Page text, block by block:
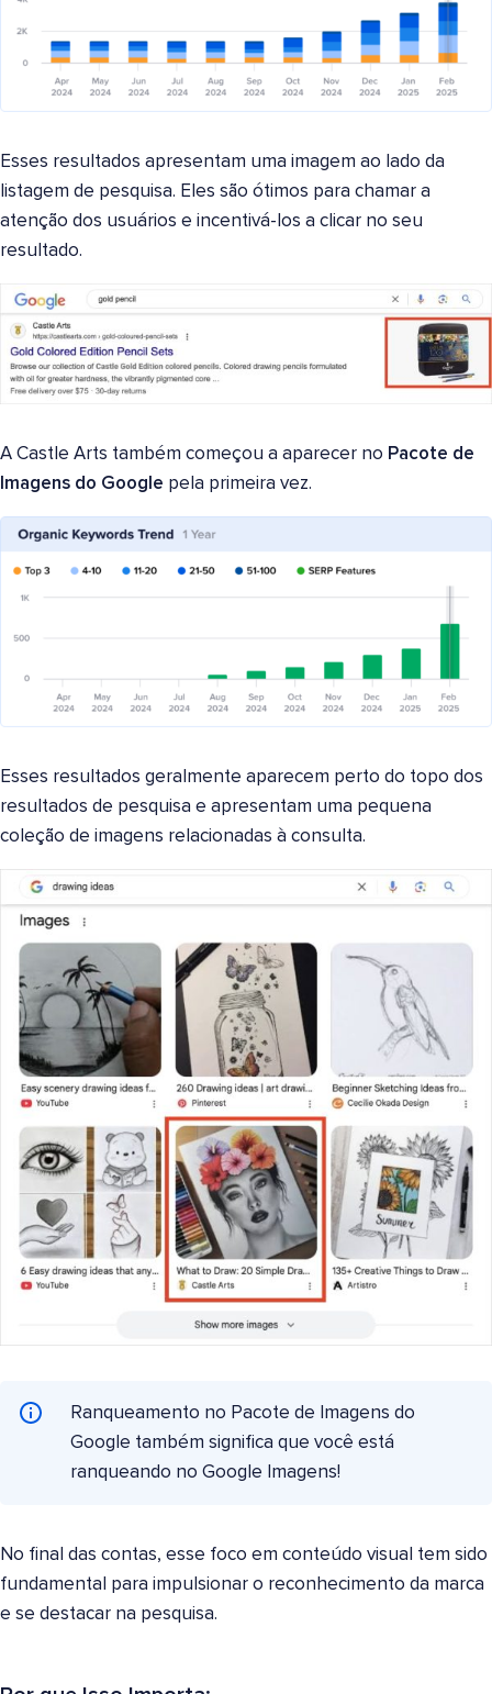
Esses resultados apresentam uma imagem ao lado da
listagem de pesquisa. Eles são ótimos para chamar a
atenção dos usuários e incentivá-los a clicar no seu
resultado.
A Castle Arts também começou a aparecer no Pacote de
Imagens do Google pela primeira vez.
Esses resultados geralmente aparecem perto do topo dos
resultados de pesquisa e apresentam uma pequena
coleção de imagens relacionadas à consulta.
Ranqueamento no Pacote de Imagens do
Google também significa que você está
ranqueando no Google Imagens!
No final das contas, esse foco em conteúdo visual tem sido
fundamental para impulsionar o reconhecimento da marca
e se destacar na pesquisa.